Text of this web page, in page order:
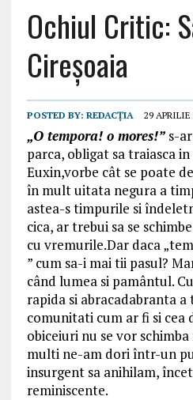
Ochiul Critic:
Cireșoaia
POSTED BY: REDACȚIA 29 APRILIE
„O tempora! o mores!”s-
parca, obligat sa traiasca
Euxin,vorbe cât se poate
în mult uitata negura a
astea-s timpurile si
cica, ar trebui sa se
cu vremurile.Dar daca
” cum sa-i mai tii pasul?
când lumea si pamântul.
rapida si abracadabranta
comunitati cum ar fi si cea
obiceiuri nu se vor
multi ne-am dori într-un
insurgent sa anihilam,
reminiscente.